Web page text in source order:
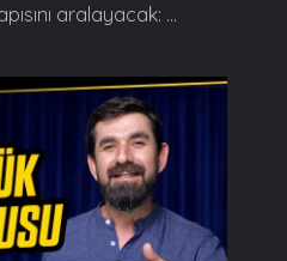
aralayacak: ...